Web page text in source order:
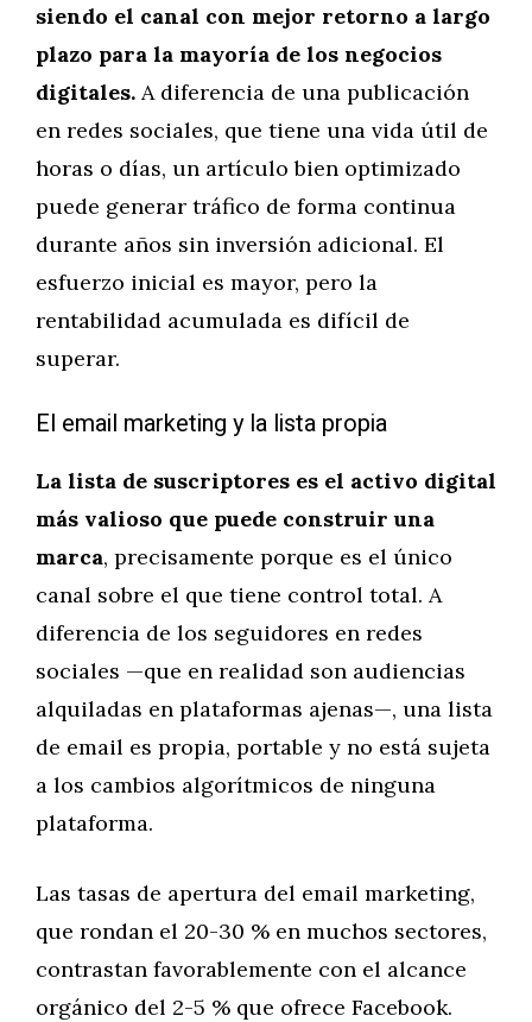
siendo el canal con mejor retorno a largo
plazo para la mayoría de los negocios
digitales. A diferencia de una publicación
en redes sociales, que tiene una vida útil de
horas o días, un artículo bien optimizado
puede generar tráfico de forma continua
durante años sin inversión adicional. El
esfuerzo inicial es mayor, pero la
rentabilidad acumulada es difícil de
superar.
El email marketing y la lista propia
La lista de suscriptores es el activo digital
más valioso que puede construir una
marca, precisamente porque es el único
canal sobre el que tiene control total. A
diferencia de los seguidores en redes
sociales —que en realidad son audiencias
alquiladas en plataformas ajenas—, una lista
de email es propia, portable y no está sujeta
a los cambios algorítmicos de ninguna
plataforma.
Las tasas de apertura del email marketing,
que rondan el 20-30 % en muchos sectores,
contrastan favorablemente con el alcance
orgánico del 2-5 % que ofrece Facebook.